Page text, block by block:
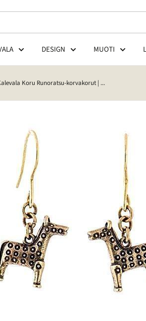
DESIGN MUOTI
Koru Runoratsu-korvakorut | ...